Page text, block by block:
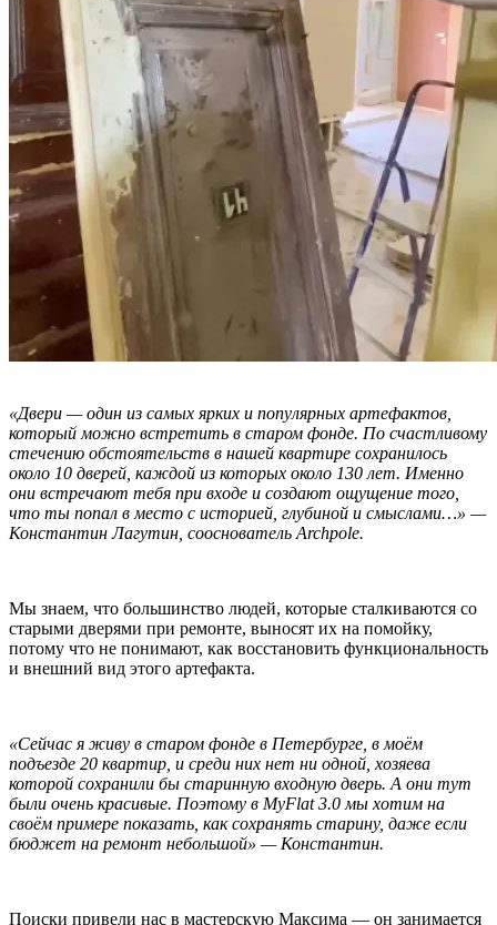
«Двери — один из самых ярких и популярных артефактов,
который можно встретить в старом фонде. По счастливому
стечению обстоятельств в нашей квартире сохранилось
около 10 дверей, каждой из которых около 130 лет. Именно
они встречают тебя при входе и создают ощущение того,
что ты попал в место с историей, глубиной и смыслами…» —
Константин Лагутин, сооснователь Archpole.
Мы знаем, что большинство людей, которые сталкиваются со
старыми дверями при ремонте, выносят их на помойку,
потому что не понимают, как восстановить функциональность
и внешний вид этого артефакта.
«Сейчас я живу в старом фонде в Петербурге, в моём
подъезде 20 квартир, и среди них нет ни одной, хозяева
которой сохранили бы старинную входную дверь. А они тут
были очень красивые. Поэтому в MyFlat 3.0 мы хотим на
своём примере показать, как сохранять старину, даже если
бюджет на ремонт небольшой» — Константин.
Поиски привели нас в мастерскую Максима — он занимается